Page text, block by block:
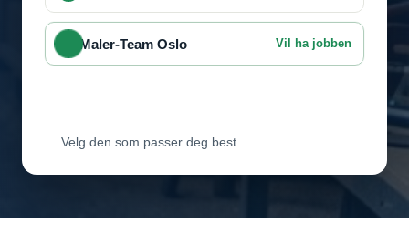
Maler-Team Oslo Vil ha jobben
Velg den som passer deg best